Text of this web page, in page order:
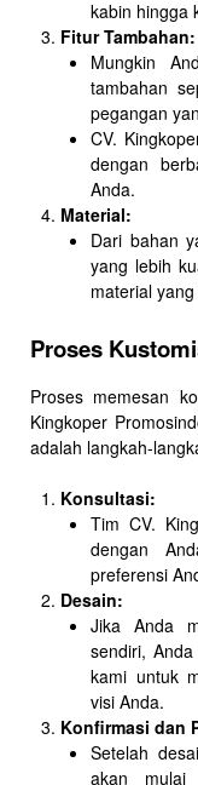
kabin hingga
Fitur Tambahan:
Mungkin
tambahan
pegangan
CV.
dengan
Anda.
Material:
Dari bahan
yang lebih
material
Proses
Proses memesan
Kingkoper
adalah langkah-
Konsultasi:
Tim CV.
dengan
preferensi
Desain:
Jika Anda
sendiri,
kami untuk
visi Anda.
Konfirmasi dan
Setelah
akan mulai